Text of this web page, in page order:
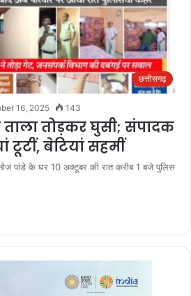
छत्तीसगढ़
16, 2025 143
ताला तोड़कर घुसी; संपादक
टूटीं, बेटियां सहमीं
पांडे के घर 10 अक्टूबर की रात करीब 1 बजे पुलिस